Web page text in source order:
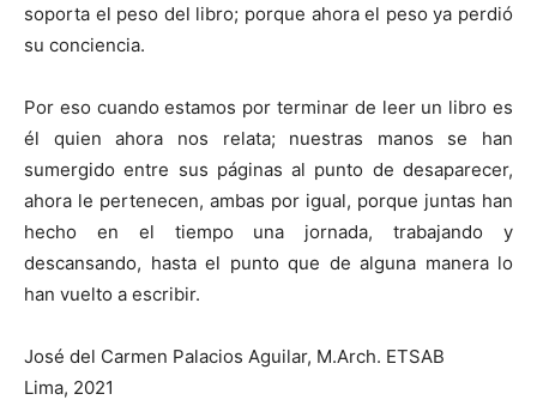
soporta el peso del libro; porque ahora el peso ya perdió
su conciencia.
Por eso cuando estamos por terminar de leer un libro es
él quien ahora nos relata; nuestras manos se han
sumergido entre sus páginas al punto de desaparecer,
ahora le pertenecen, ambas por igual, porque juntas han
hecho en el tiempo una jornada, trabajando y
descansando, hasta el punto que de alguna manera lo
han vuelto a escribir.
José del Carmen Palacios Aguilar, M.Arch. ETSAB
Lima, 2021